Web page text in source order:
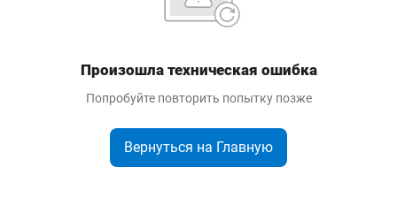
Произошла техническая ошибка
Попробуйте повторить попытку позже
Вернуться на Главную